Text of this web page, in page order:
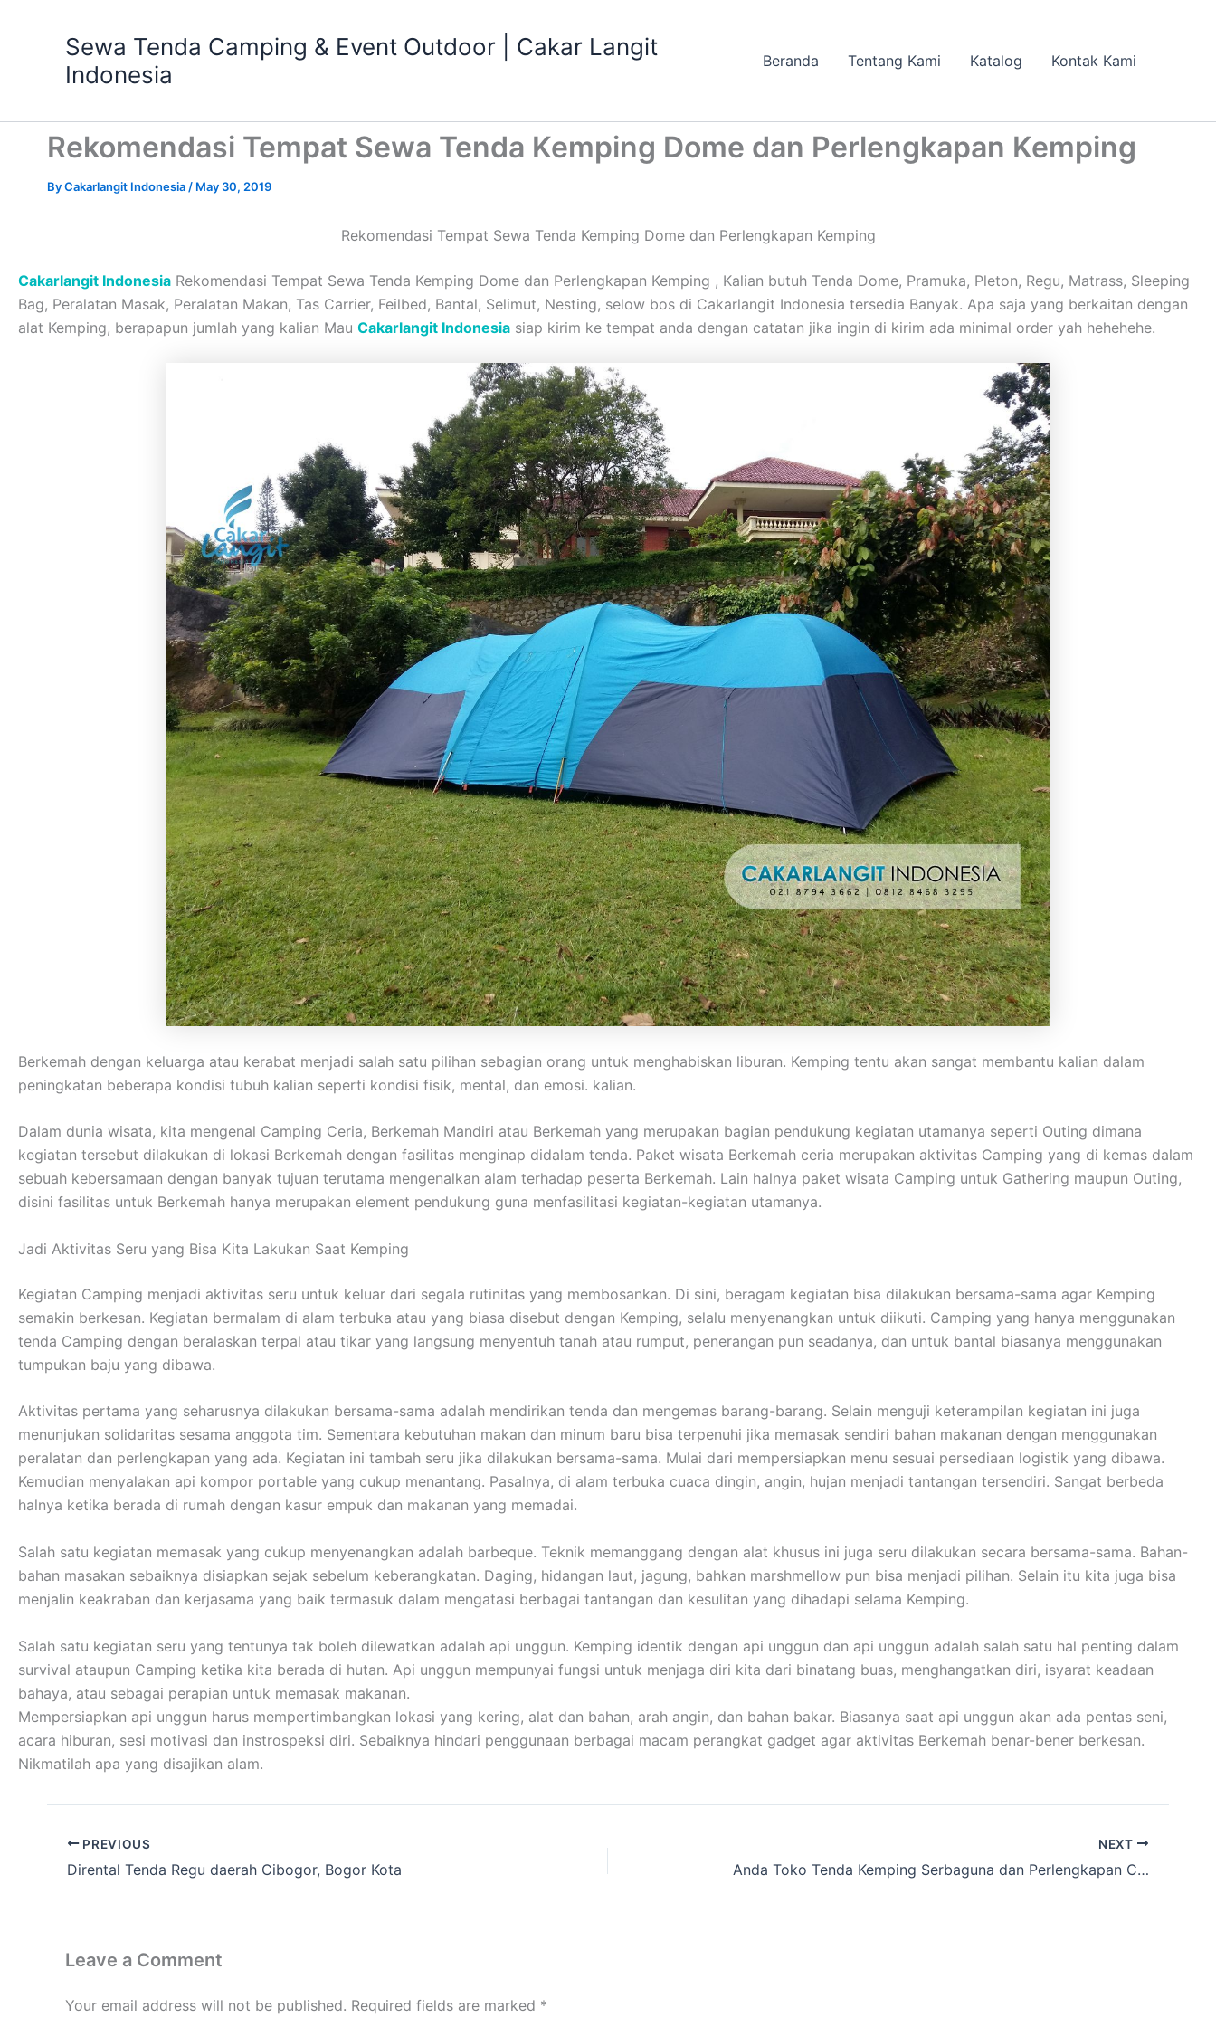
Sewa Tenda Camping & Event Outdoor | Cakar Langit
Indonesia
Beranda Tentang Kami Katalog Kontak Kami
Rekomendasi Tempat Sewa Tenda Kemping Dome dan Perlengkapan Kemping
ByCakarlangit Indonesia / May 30, 2019
Rekomendasi Tempat Sewa Tenda Kemping Dome dan Perlengkapan Kemping
Cakarlangit Indonesia Rekomendasi Tempat Sewa Tenda Kemping Dome dan Perlengkapan Kemping , Kalian butuh Tenda Dome, Pramuka, Pleton, Regu, Matrass, Sleeping
Bag, Peralatan Masak, Peralatan Makan, Tas Carrier, Feilbed, Bantal, Selimut, Nesting, selow bos di Cakarlangit Indonesia tersedia Banyak. Apa saja yang berkaitan dengan
alat Kemping, berapapun jumlah yang kalian Mau Cakarlangit Indonesia siap kirim ke tempat anda dengan catatan jika ingin di kirim ada minimal order yah hehehehe.
Berkemah dengan keluarga atau kerabat menjadi salah satu pilihan sebagian orang untuk menghabiskan liburan. Kemping tentu akan sangat membantu kalian dalam
peningkatan beberapa kondisi tubuh kalian seperti kondisi fisik, mental, dan emosi. kalian.
Dalam dunia wisata, kita mengenal Camping Ceria, Berkemah Mandiri atau Berkemah yang merupakan bagian pendukung kegiatan utamanya seperti Outing dimana
kegiatan tersebut dilakukan di lokasi Berkemah dengan fasilitas menginap didalam tenda. Paket wisata Berkemah ceria merupakan aktivitas Camping yang di kemas dalam
sebuah kebersamaan dengan banyak tujuan terutama mengenalkan alam terhadap peserta Berkemah. Lain halnya paket wisata Camping untuk Gathering maupun Outing,
disini fasilitas untuk Berkemah hanya merupakan element pendukung guna menfasilitasi kegiatan-kegiatan utamanya.
Jadi Aktivitas Seru yang Bisa Kita Lakukan Saat Kemping
Kegiatan Camping menjadi aktivitas seru untuk keluar dari segala rutinitas yang membosankan. Di sini, beragam kegiatan bisa dilakukan bersama-sama agar Kemping
semakin berkesan. Kegiatan bermalam di alam terbuka atau yang biasa disebut dengan Kemping, selalu menyenangkan untuk diikuti. Camping yang hanya menggunakan
tenda Camping dengan beralaskan terpal atau tikar yang langsung menyentuh tanah atau rumput, penerangan pun seadanya, dan untuk bantal biasanya menggunakan
tumpukan baju yang dibawa.
Aktivitas pertama yang seharusnya dilakukan bersama-sama adalah mendirikan tenda dan mengemas barang-barang. Selain menguji keterampilan kegiatan ini juga
menunjukan solidaritas sesama anggota tim. Sementara kebutuhan makan dan minum baru bisa terpenuhi jika memasak sendiri bahan makanan dengan menggunakan
peralatan dan perlengkapan yang ada. Kegiatan ini tambah seru jika dilakukan bersama-sama. Mulai dari mempersiapkan menu sesuai persediaan logistik yang dibawa.
Kemudian menyalakan api kompor portable yang cukup menantang. Pasalnya, di alam terbuka cuaca dingin, angin, hujan menjadi tantangan tersendiri. Sangat berbeda
halnya ketika berada di rumah dengan kasur empuk dan makanan yang memadai.
Salah satu kegiatan memasak yang cukup menyenangkan adalah barbeque. Teknik memanggang dengan alat khusus ini juga seru dilakukan secara bersama-sama. Bahan-
bahan masakan sebaiknya disiapkan sejak sebelum keberangkatan. Daging, hidangan laut, jagung, bahkan marshmellow pun bisa menjadi pilihan. Selain itu kita juga bisa
menjalin keakraban dan kerjasama yang baik termasuk dalam mengatasi berbagai tantangan dan kesulitan yang dihadapi selama Kemping.
Salah satu kegiatan seru yang tentunya tak boleh dilewatkan adalah api unggun. Kemping identik dengan api unggun dan api unggun adalah salah satu hal penting dalam
survival ataupun Camping ketika kita berada di hutan. Api unggun mempunyai fungsi untuk menjaga diri kita dari binatang buas, menghangatkan diri, isyarat keadaan
bahaya, atau sebagai perapian untuk memasak makanan.
Mempersiapkan api unggun harus mempertimbangkan lokasi yang kering, alat dan bahan, arah angin, dan bahan bakar. Biasanya saat api unggun akan ada pentas seni,
acara hiburan, sesi motivasi dan instrospeksi diri. Sebaiknya hindari penggunaan berbagai macam perangkat gadget agar aktivitas Berkemah benar-bener berkesan.
Nikmatilah apa yang disajikan alam.
PREVIOUS
Dirental Tenda Regu daerah Cibogor, Bogor Kota
NEXT
Anda Toko Tenda Kemping Serbaguna dan Perlengkapan Camping yang disewakan Cakarlangit Ready Banyak
Leave a Comment
Your email address will not be published. Required fields are marked *